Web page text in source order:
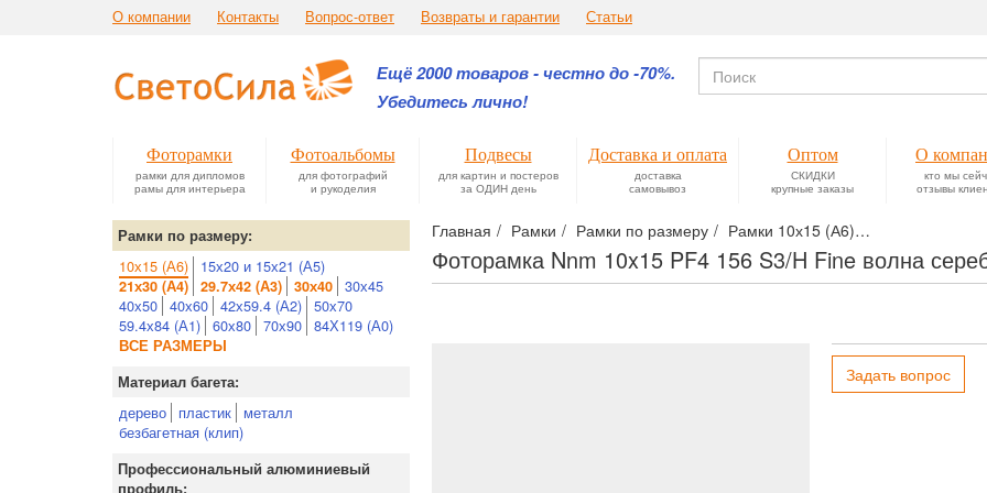
О компании Контакты Вопрос-ответ Возвраты и гарантии Статьи
Ещё 2000 товаров - честно до -70%.
Убедитесь лично!
Фоторамки
рамки для дипломов
рамы для интерьера
Фотоальбомы
для фотографий
и рукоделия
Подвесы
для картин и постеров
за ОДИН день
Доставка и оплата
доставка
самовывоз
Оптом
СКИДКИ
крупные заказы
О
кто мы
отзывы
Главная Рамки Рамки по размеру Рамки 10х15 (А6)
Фоторамка Nnm 10x15 PF4 156 S3/H Fine волна
Рамки по размеру:
10х15 (А6) 15х20 и 15х21 (А5)
21х30 (А4) 29.7х42 (А3) 30х40
30х45
40х50 40х60 42х59.4 (А2) 50х70
59.4х84 (А1) 60х80 70х90 84Х119 (А0)
ВСЕ РАЗМЕРЫ
Материал багета:
дерево пластик
металл
безбагетная (клип)
Профессиональный алюминиевый
профиль:
Задать вопрос